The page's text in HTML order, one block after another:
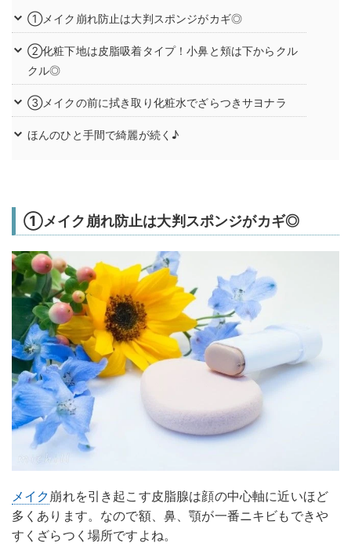
①メイク崩れ防止は大判スポンジがカギ◎
②化粧下地は皮脂吸着タイプ！小鼻と頬は下からクル
クル◎
③メイクの前に拭き取り化粧水でざらつきサヨナラ
ほんのひと手間で綺麗が続く♪
①メイク崩れ防止は大判スポンジがカギ◎
メイク 崩れを引き起こす皮脂腺は顔の中心軸に近いほど
多くあります。なので額、鼻、顎が一番ニキビもできや
すくざらつく場所ですよね。